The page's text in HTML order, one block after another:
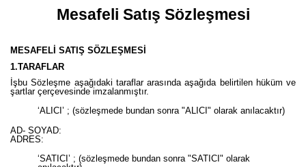
Mesafeli Satış Sözleşmesi
MESAFELİ SATIŞ SÖZLEŞMESİ
1.TARAFLAR
İşbu Sözleşme aşağıdaki taraflar arasında aşağıda belirtilen hüküm ve
şartlar çerçevesinde imzalanmıştır.
‘ALICI’ ; (sözleşmede bundan sonra "ALICI" olarak anılacaktır)
AD- SOYAD:
ADRES:
‘SATICI’ ; (sözleşmede bundan sonra "SATICI" olarak